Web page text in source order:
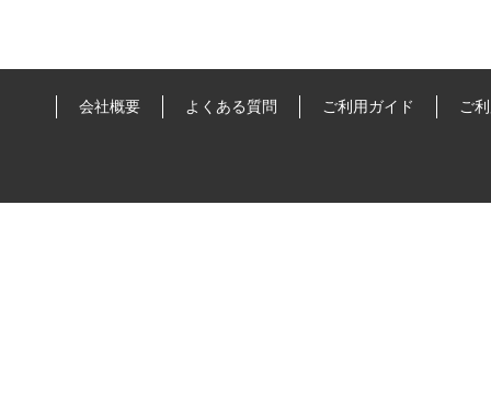
会社概要 よくある質問 ご利用ガイド ご